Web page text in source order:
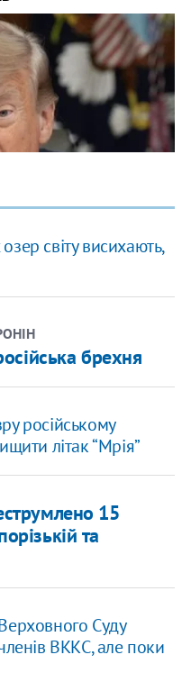
світу висихають,
брехня
російському
літак “Мрія”
15
та
Суду
ВККС, але поки